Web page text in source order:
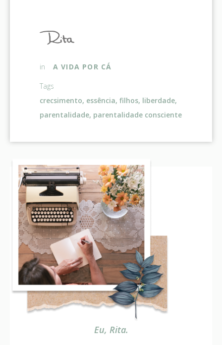
in A VIDA POR CÁ
Tags
crecsimento, essência, filhos, liberdade,
parentalidade, parentalidade consciente
Eu, Rita.